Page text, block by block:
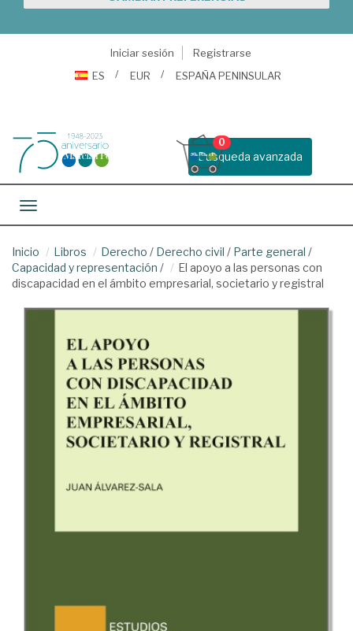
Iniciar sesión
Registrarse
ES
EUR ESPAÑA PENINSULAR
Busqueda avanzada
0
Toggle navigation
Inicio Libros Derecho / Derecho civil / Parte general /
Capacidad y representación /
El apoyo a las personas con
discapacidad en el ámbito empresarial, societario y registral